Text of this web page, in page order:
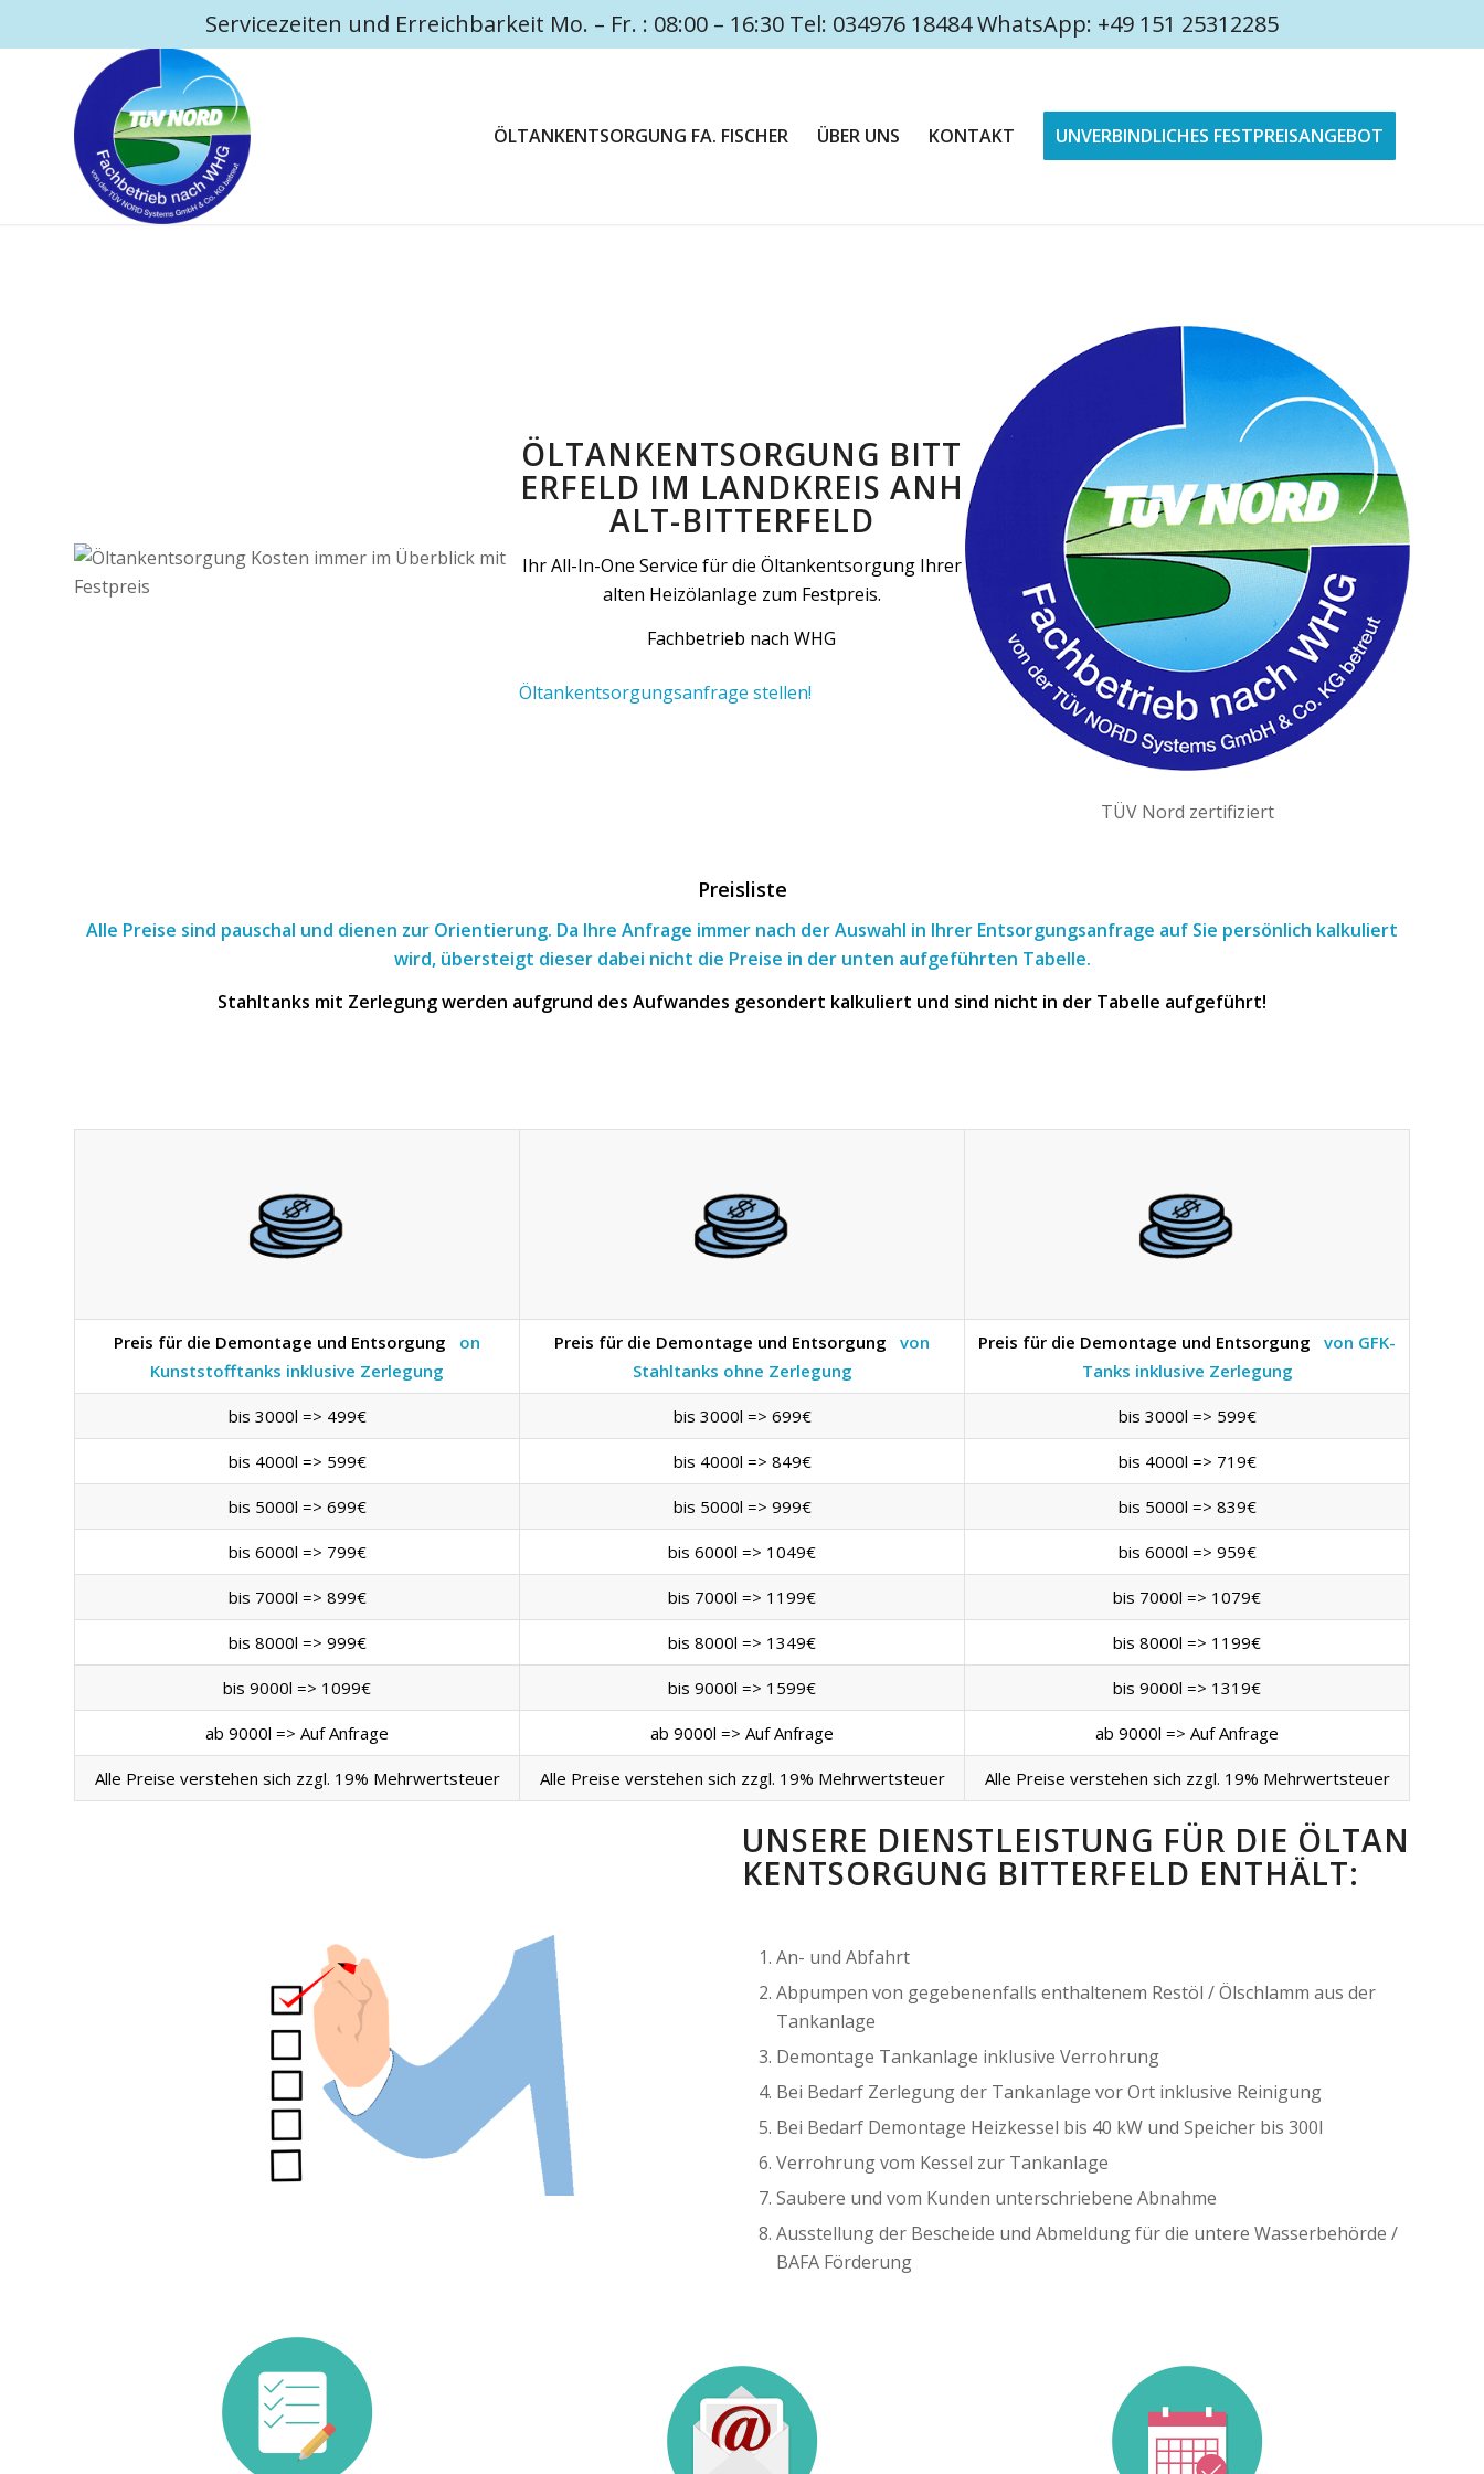
Servicezeiten und Erreichbarkeit Mo. – Fr. : 08:00 – 16:30 Tel: 034976 18484 WhatsApp: +49 151 25312285
ÖLTANKENTSORGUNG FA. FISCHER ÜBER UNS KONTAKT UNVERBINDLICHES FESTPREISANGEBOT
ÖLTANKENTSORGUNG BITT
ERFELD IM LANDKREIS ANH
ALT-BITTERFELD
Ihr All-In-One Service für die Öltankentsorgung Ihrer
alten Heizölanlage zum Festpreis.
Fachbetrieb nach WHG
Öltankentsorgungsanfrage stellen!
TÜV Nord zertifiziert
Preisliste
Alle Preise sind pauschal und dienen zur Orientierung. Da Ihre Anfrage immer nach der Auswahl in Ihrer Entsorgungsanfrage auf Sie persönlich kalkuliert
wird, übersteigt dieser dabei nicht die Preise in der unten aufgeführten Tabelle.
Stahltanks mit Zerlegung werden aufgrund des Aufwandes gesondert kalkuliert und sind nicht in der Tabelle aufgeführt!
Preis für die Demontage und Entsorgung
on
Kunststofftanks inklusive Zerlegung
Preis für die Demontage und Entsorgung
von
Stahltanks ohne Zerlegung
Preis für die Demontage und Entsorgung
von GFK-
Tanks inklusive Zerlegung
bis 3000l => 499€ bis 3000l => 699€ bis 3000l => 599€
bis 4000l => 599€ bis 4000l => 849€ bis 4000l => 719€
bis 5000l => 699€ bis 5000l => 999€ bis 5000l => 839€
bis 6000l => 799€ bis 6000l => 1049€ bis 6000l => 959€
bis 7000l => 899€ bis 7000l => 1199€ bis 7000l => 1079€
bis 8000l => 999€ bis 8000l => 1349€ bis 8000l => 1199€
bis 9000l => 1099€ bis 9000l => 1599€ bis 9000l => 1319€
ab 9000l => Auf Anfrage ab 9000l => Auf Anfrage ab 9000l => Auf Anfrage
Alle Preise verstehen sich zzgl. 19% Mehrwertsteuer Alle Preise verstehen sich zzgl. 19% Mehrwertsteuer Alle Preise verstehen sich zzgl. 19% Mehrwertsteuer
UNSERE DIENSTLEISTUNG FÜR DIE ÖLTAN
KENTSORGUNG BITTERFELD ENTHÄLT:
An- und Abfahrt
Abpumpen von gegebenenfalls enthaltenem Restöl / Ölschlamm aus der
Tankanlage
Demontage Tankanlage inklusive Verrohrung
Bei Bedarf Zerlegung der Tankanlage vor Ort inklusive Reinigung
Bei Bedarf Demontage Heizkessel bis 40 kW und Speicher bis 300l
Verrohrung vom Kessel zur Tankanlage
Saubere und vom Kunden unterschriebene Abnahme
Ausstellung der Bescheide und Abmeldung für die untere Wasserbehörde /
BAFA Förderung